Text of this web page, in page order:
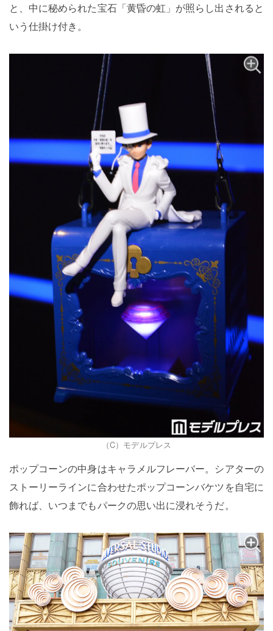
と、中に秘められた宝石「黄昏の虹」が照らし出されると
いう仕掛け付き。
（C）モデルプレス
ポップコーンの中身はキャラメルフレーバー。シアターの
ストーリーラインに合わせたポップコーンバケツを自宅に
飾れば、いつまでもパークの思い出に浸れそうだ。